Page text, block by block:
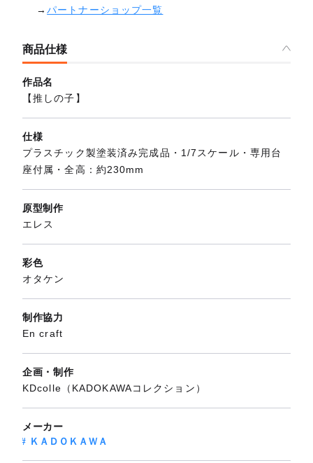
→パートナーショップ一覧
商品仕様
作品名
【推しの子】
仕様
プラスチック製塗装済み完成品・1/7スケール・専用台
座付属・全高：約230mm
原型制作
エレス
彩色
オタケン
制作協力
En craft
企画・制作
KDcolle（KADOKAWAコレクション）
メーカー
ＫＡＤＯＫＡＷＡ